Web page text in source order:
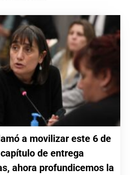
a movilizar este 6 de
de entrega
ahora profundicemos la